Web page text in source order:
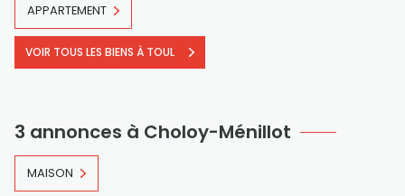
APPARTEMENT
VOIR TOUS LES BIENS À TOUL
3 annonces à Choloy-Ménillot
MAISON